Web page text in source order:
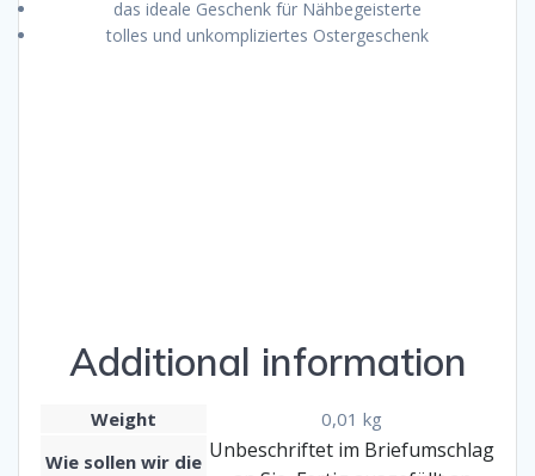
das ideale Geschenk für Nähbegeisterte
tolles und unkompliziertes Ostergeschenk
Additional information
Weight
0,01 kg
Wie sollen wir die Unbeschriftet im Briefumschlag